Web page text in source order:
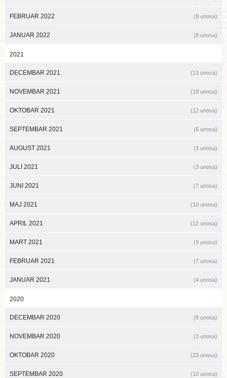
FEBRUAR 2022 (9 unosa)
JANUAR 2022 (8 unosa)
2021
DECEMBAR 2021 (13 unosa)
NOVEMBAR 2021 (18 unosa)
OKTOBAR 2021 (12 unosa)
SEPTEMBAR 2021 (6 unosa)
AUGUST 2021 (3 unosa)
JULI 2021 (3 unosa)
JUNI 2021 (7 unosa)
MAJ 2021 (10 unosa)
APRIL 2021 (12 unosa)
MART 2021 (9 unosa)
FEBRUAR 2021 (7 unosa)
JANUAR 2021 (4 unosa)
2020
DECEMBAR 2020 (8 unosa)
NOVEMBAR 2020 (3 unosa)
OKTOBAR 2020 (23 unosa)
SEPTEMBAR 2020 (10 unosa)